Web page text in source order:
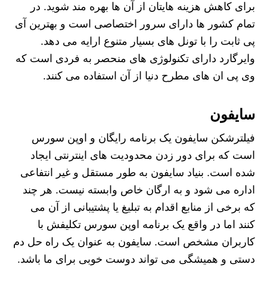
برای کاهش هزینه هایتان از آن ها بهره مند شوید. در
تمام کشور ها دارای سرور اختصاصی است و بهترین آی
پی ثابت را با تونل های بسیار متنوع ارایه می دهد.
وایرگارد دارای تکنولوژی های منحصر به فردی است که
وی پی ان های مطرح دنیا از آن استفاده می کنند.
سایفون
فیلترشکن سایفون یک برنامه رایگان و اوپن سورس
است که برای دور زدن محدودیت های اینترنتی ایجاد
شده است. بنیاد سایفون به طور مستقل و غیر انتفاعی
اداره می شود و به ارگان خاص وابسته نیست. هر چند
که برخی از منابع اقدام به تبلیغ یا پشتیبانی از آن می
کنند اما در واقع یک برنامه اوپن سورس تکلیفش با
کاربران مشخص است. سایفون به عنوان یک راه حل دم
دستی و همیشگی می تواند دوست خوبی برای ما باشد.